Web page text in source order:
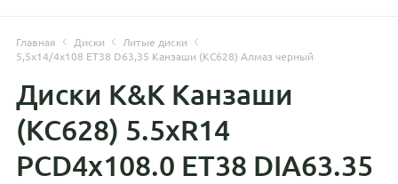
Главная Диски
Литые диски
5,5x14/4x108 ET38 D63,35 Канзаши (КС628) Алмаз черный
Диски K&K Канзаши
(КС628) 5.5xR14
PCD4x108.0 ET38 DIA63.35